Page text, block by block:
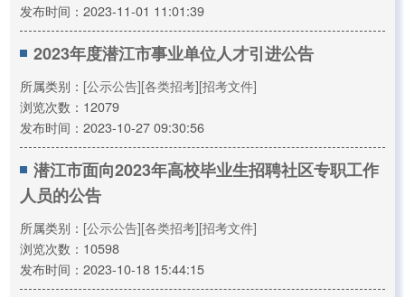
发布时间：2023-11-01 11:01:39
2023年度潜江市事业单位人才引进公告
所属类别： [公示公告][各类招考][招考文件]
浏览次数：12079
发布时间：2023-10-27 09:30:56
潜江市面向2023年高校毕业生招聘社区专职工作
人员的公告
所属类别： [公示公告][各类招考][招考文件]
浏览次数：10598
发布时间：2023-10-18 15:44:15